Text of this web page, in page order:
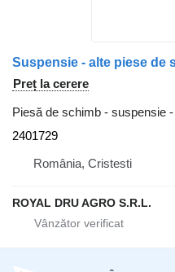
Preț la cerere
Piesă de schimb - suspensie
2401729
România, Cristesti
ROYAL DRU AGRO S.R.L.